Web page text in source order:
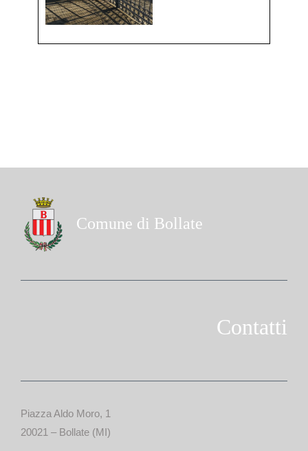
Comune di Bollate
Contatti
Piazza Aldo Moro, 1
20021 – Bollate (MI)